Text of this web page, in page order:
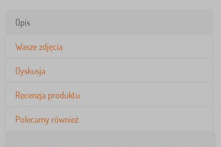
Opis
Wasze zdjęcia
Dyskusja
Recenzja produktu
Polecamy również